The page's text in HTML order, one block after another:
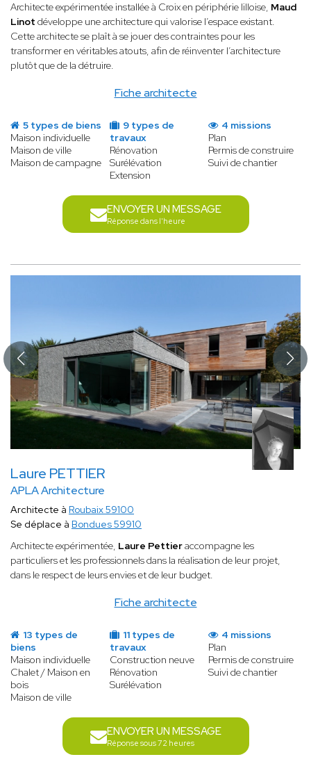
Fiche architecte
Architecte expérimentée installée à Croix en périphérie lilloise, Maud
Linot développe une architecture qui valorise l’espace existant.
Cette architecte se plaît à se jouer des contraintes pour les
transformer en véritables atouts, afin de réinventer l’architecture
plutôt que de la détruire.
5 types de biens
Maison individuelle
Maison de ville
Maison de campagne
9 types de
travaux
Rénovation
Surélévation
Extension
4 missions
Plan
Permis de construire
Suivi de chantier
ENVOYER UN MESSAGE
Réponse dans l'heure
Laure PETTIER
APLA Architecture
Fiche architecte
Architecte à Roubaix 59100
Se déplace à Bondues 59910
Architecte expérimentée, Laure Pettieraccompagne les
particuliers et les professionnels dans la réalisation de leur projet,
dans le respect de leurs envies et de leur budget.
13 types de
biens
Maison individuelle
Chalet / Maison en
bois
Maison de ville
11 types de
travaux
Construction neuve
Rénovation
Surélévation
4 missions
Plan
Permis de construire
Suivi de chantier
ENVOYER UN MESSAGE
Réponse sous 72 heures